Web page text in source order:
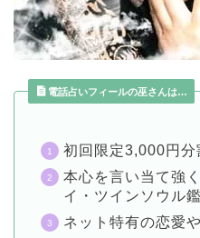
電話占いフィールの巫さんは…
初回限定3,000円分
本心を言い当て強
イ・ツインソウル
ネット特有の恋愛